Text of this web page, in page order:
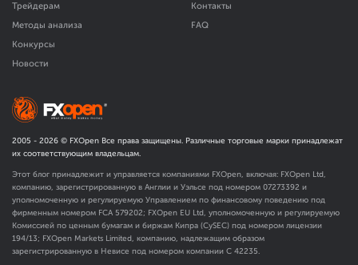
Трейдерам
Методы анализа
Конкурсы
Новости
Контакты
FAQ
2005 - 2026 © FXOpen Все права защищены. Различные торговые марки принадлежат
их соответствующим владельцам.
Этот блог принадлежит и управляется компаниями FXOpen, включая: FXOpen Ltd,
компанию, зарегистрированную в Англии и Уэльсе под номером 07273392 и
уполномоченную и регулируемую Управлением по финансовому поведению под
фирменным номером FCA 579202; FXOpen EU Ltd, уполномоченную и регулируемую
Комиссией по ценным бумагам и биржам Кипра (CySEC) под номером лицензии
194/13; FXOpen Markets Limited, компанию, надлежащим образом
зарегистрированную в Невисе под номером компании C 42235.